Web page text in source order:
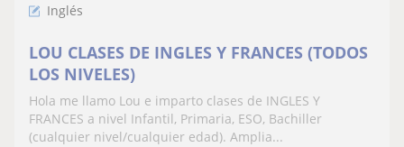
Inglés
LOU CLASES DE INGLES Y FRANCES (TODOS
LOS NIVELES)
Hola me llamo Lou e imparto clases de INGLES Y
FRANCES a nivel Infantil, Primaria, ESO, Bachiller
(cualquier nivel/cualquier edad). Amplia...